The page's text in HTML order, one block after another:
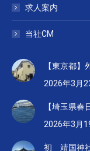
求人案内
当社CM
【東京都】
2026年3月
【埼玉県
2026年3月
初 靖国神